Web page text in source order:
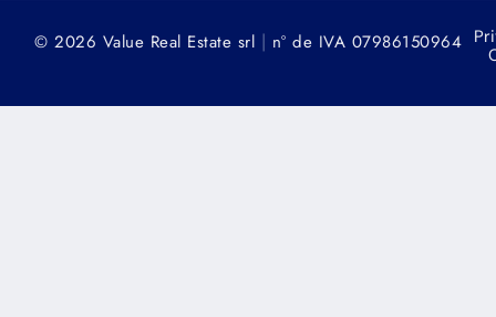
© 2026 Value Real Estate srl | n° de IVA 07986150964